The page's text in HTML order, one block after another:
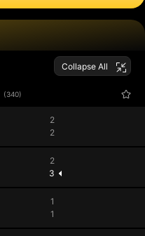
Collapse All
(340)
2
2
2
3
1
1